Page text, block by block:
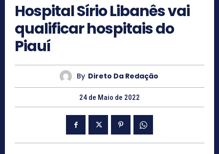
Hospital Sírio Libanês vai
qualificar hospitais do
Piauí
By Direto Da Redação
24 de Maio de 2022